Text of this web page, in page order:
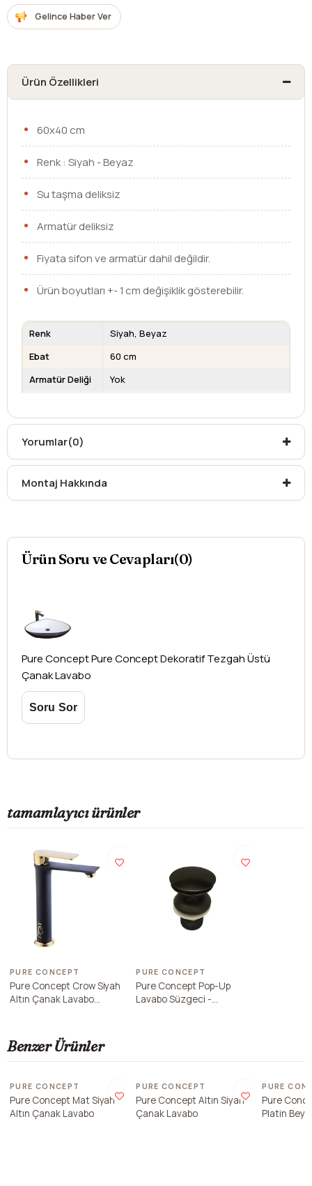
Gelince Haber Ver
Ürün Özellikleri
60x40 cm
Renk : Siyah - Beyaz
Su taşma deliksiz
Armatür deliksiz
Fiyata sifon ve armatür dahil değildir.
Ürün boyutları +- 1 cm değişiklik gösterebilir.
Renk Siyah Beyaz
Ebat
60 cm
Armatür Deliği
Yok
Kargo teslim süreleri, kargoya veriliş tarihinden itibaren
Kargo teslimatlarında mesafelerden dolayı
oluşabilecekek ücretler alıcıya aittir
Kargonuzu teslim alırken hasarlı olabileceğini
yapılamamaktadır.
Yorumlar(0)
Montaj Hakkında
Ürün Soru ve Cevapları(0)
Pure ConceptPure Concept Dekoratif Tezgah Üstü
Çanak Lavabo
tamamlayıcı ürünler
PURE CONCEPT
Pure Concept Crow Siyah
Altın Çanak Lavabo
PURE CONCEPT
Pure Concept Pop-Up
Lavabo Süzgeci -
Benzer Ürünler
PURE CONCEPT
Pure Concept Mat Siyah
Altın Çanak Lavabo
PURE CONCEPT
Pure Concept Altın Siyah
Çanak Lavabo
PURE
Pure
Platin